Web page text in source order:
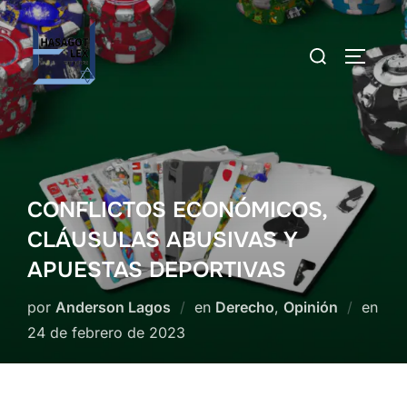
Saltar
al
contenido
Buscar:
CONFLICTOS ECONÓMICOS,
CLÁUSULAS ABUSIVAS Y
APUESTAS DEPORTIVAS
por Anderson Lagos en Derecho, Opinión
en
Publicado
24 de febrero de 2023